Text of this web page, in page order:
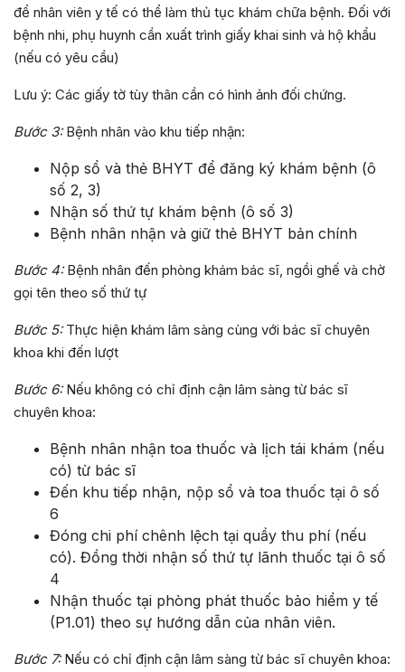
để nhân viên y tế có thể làm thủ tục khám chữa bệnh. Đối với
bệnh nhi, phụ huynh cần xuất trình giấy khai sinh và hộ khẩu
(nếu có yêu cầu)
Lưu ý: Các giấy tờ tùy thân cần có hình ảnh đối chứng.
Bước 3:Bệnh nhân vào khu tiếp nhận:
Nộp sổ và thẻ BHYT để đăng ký khám bệnh (ô
số 2, 3)
Nhận số thứ tự khám bệnh (ô số 3)
Bệnh nhân nhận và giữ thẻ BHYT bản chính
Bước 4:Bệnh nhân đến phòng khám bác sĩ, ngồi ghế và chờ
gọi tên theo số thứ tự
Bước 5:Thực hiện khám lâm sàng cùng với bác sĩ chuyên
khoa khi đến lượt
Bước 6:Nếu không có chỉ định cận lâm sàng từ bác sĩ
chuyên khoa:
Bệnh nhân nhận toa thuốc và lịch tái khám (nếu
có) từ bác sĩ
Đến khu tiếp nhận, nộp sổ và toa thuốc tại ô số
6
Đóng chi phí chênh lệch tại quầy thu phí (nếu
có). Đồng thời nhận số thứ tự lãnh thuốc tại ô số
4
Nhận thuốc tại phòng phát thuốc bảo hiểm y tế
(P1.01) theo sự hướng dẫn của nhân viên.
Bước 7:Nếu có chỉ định cận lâm sàng từ bác sĩ chuyên khoa: